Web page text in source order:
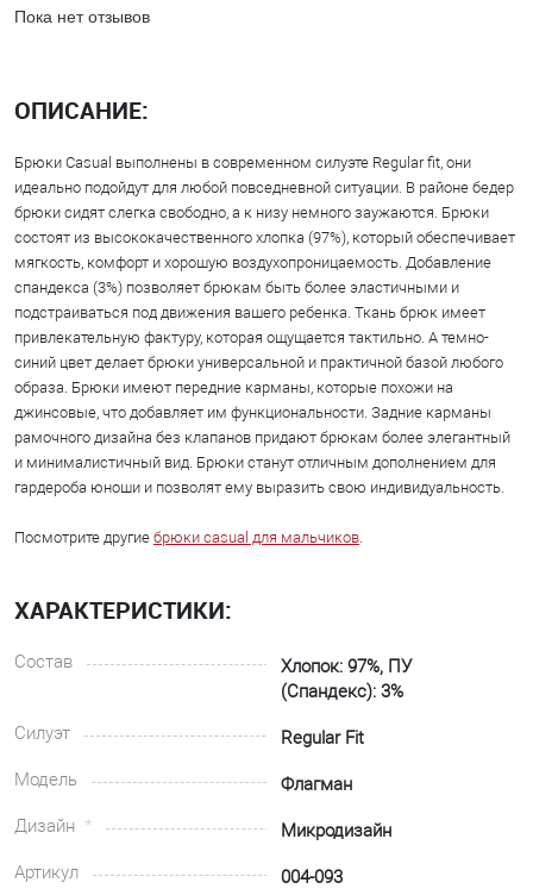
Пока нет отзывов
ОПИСАНИЕ:
Брюки Casual выполнены в современном силуэте Regular fit, они
идеально подойдут для любой повседневной ситуации. В районе бедер
брюки сидят слегка свободно, а к низу немного заужаются. Брюки
состоят из высококачественного хлопка (97%), который обеспечивает
мягкость, комфорт и хорошую воздухопроницаемость. Добавление
спандекса (3%) позволяет брюкам быть более эластичными и
подстраиваться под движения вашего ребенка. Ткань брюк имеет
привлекательную фактуру, которая ощущается тактильно. А темно-
синий цвет делает брюки универсальной и практичной базой любого
образа. Брюки имеют передние карманы, которые похожи на
джинсовые, что добавляет им функциональности. Задние карманы
рамочного дизайна без клапанов придают брюкам более элегантный
и минималистичный вид. Брюки станут отличным дополнением для
гардероба юноши и позволят ему выразить свою индивидуальность.
Посмотрите другие брюки casual для мальчиков.
ХАРАКТЕРИСТИКИ:
Состав
Хлопок: 97%, ПУ
(Спандекс): 3%
Силуэт
Regular Fit
Модель
Флагман
Дизайн
Микродизайн
Артикул
004-093